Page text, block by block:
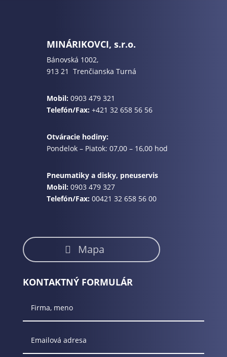
MINÁRIKOVCI, s.r.o.
Bánovská 1002,
913 21 Trenčianska Turná
Mobil: 0903 479 321
Telefón/Fax:+421 32 658 56 56
Otváracie hodiny:
Pondelok – Piatok: 07,00 – 16,00 hod
Pneumatiky a disky, pneuservis
Mobil: 0903 479 327
Telefón/Fax:00421 32 658 56 00
Mapa
KONTAKTNÝ FORMULÁR